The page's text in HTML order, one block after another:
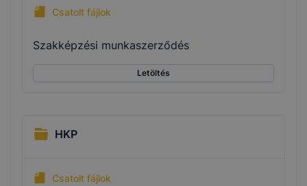
Csatolt fájlok
Szakképzési munkaszerződés
Letöltés
HKP
Csatolt fájlok